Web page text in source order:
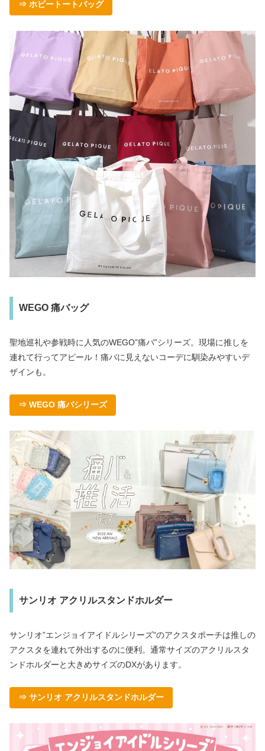
⇒ ホビートートバッグ
WEGO 痛バッグ
聖地巡礼や参戦時に人気のWEGO”痛バ”シリーズ。現場に推しを
連れて行ってアピール！痛バに見えないコーデに馴染みやすいデ
ザインも。
⇒ WEGO 痛バシリーズ
サンリオ アクリルスタンドホルダー
サンリオ”エンジョイアイドルシリーズ”のアクスタポーチは推しの
アクスタを連れて外出するのに便利。通常サイズのアクリルスタ
ンドホルダーと大きめサイズのDXがあります。
⇒ サンリオ アクリルスタンドホルダー